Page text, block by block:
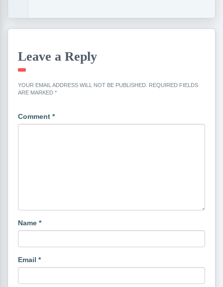
Leave a Reply
YOUR EMAIL ADDRESS WILL NOT BE PUBLISHED. REQUIRED FIELDS
ARE MARKED *
Comment *
Name *
Email *